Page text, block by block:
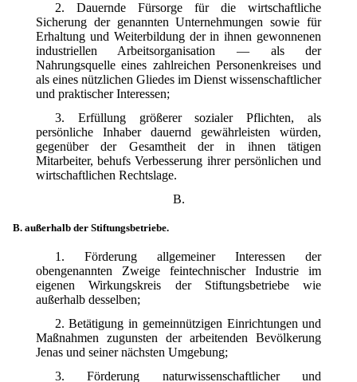
2. Dauernde Fürsorge für die wirtschaftliche
Sicherung der genannten Unternehmungen sowie für
Erhaltung und Weiterbildung der in ihnen gewonnenen
industriellen Arbeitsorganisation — als der
Nahrungsquelle eines zahlreichen Personenkreises und
als eines nützlichen Gliedes im Dienst wissenschaftlicher
und praktischer Interessen;
3. Erfüllung größerer sozialer Pflichten, als
persönliche Inhaber dauernd gewährleisten würden,
gegenüber der Gesamtheit der in ihnen tätigen
Mitarbeiter, behufs Verbesserung ihrer persönlichen und
wirtschaftlichen Rechtslage.
B.
B. außerhalb der Stiftungsbetriebe.
1. Förderung allgemeiner Interessen der
obengenannten Zweige feintechnischer Industrie im
eigenen Wirkungskreis der Stiftungsbetriebe wie
außerhalb desselben;
2. Betätigung in gemeinnützigen Einrichtungen und
Maßnahmen zugunsten der arbeitenden Bevölkerung
Jenas und seiner nächsten Umgebung;
3. Förderung naturwissenschaftlicher und